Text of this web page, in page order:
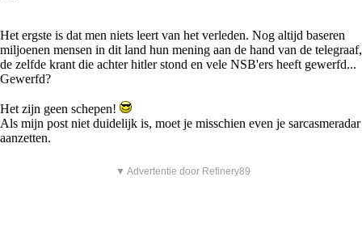
Het ergste is dat men niets leert van het verleden. Nog altijd baseren
miljoenen mensen in dit land hun mening aan de hand van de telegraaf,
de zelfde krant die achter hitler stond en vele NSB'ers heeft gewerfd...
Gewerfd?
Het zijn geen schepen!
Als mijn post niet duidelijk is, moet je misschien even je sarcasmeradar
aanzetten.
▼ Advertentie door Refinery89